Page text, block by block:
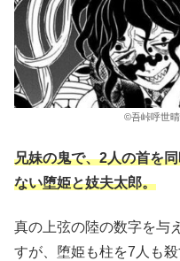
©吾峠呼世
兄妹の鬼で、2人の首を
ない堕姫と妓夫太郎。
真の上弦の陸の数字を与
すが、堕姫も柱を7人も